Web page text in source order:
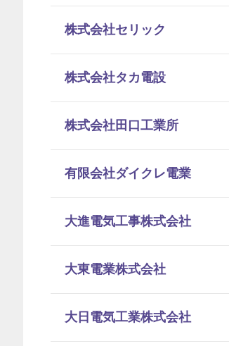
株式会社セリック
株式会社タカ電設
株式会社田口工業所
有限会社ダイクレ電業
大進電気工事株式会社
大東電業株式会社
大日電気工業株式会社